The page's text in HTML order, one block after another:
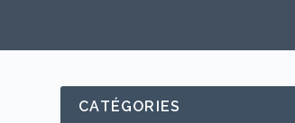
CATÉGORIES